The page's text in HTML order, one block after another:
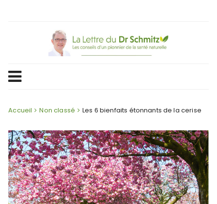
Accueil Non classé Les 6 bienfaits étonnants de la cerise